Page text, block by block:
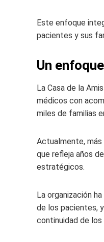
Este enfoque
pacientes y sus
Un
La Casa de la
médicos con
miles de familias
Actualmente, más
que refleja años
estratégicos.
La organización
de los pacientes,
continuidad de